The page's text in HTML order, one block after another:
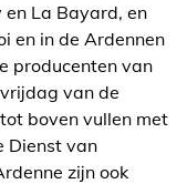
en La Bayard, en
en in de Ardennen
producenten van
van de
boven vullen met
Dienst van
zijn ook